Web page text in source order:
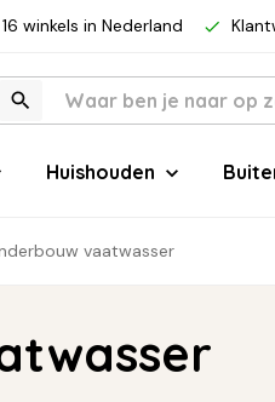
16 winkels in Nederland
Huishouden
vaatwasser